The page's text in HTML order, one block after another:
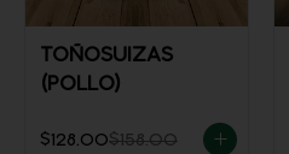
TOÑOSUIZAS
(POLLO)
$128.00$158.00